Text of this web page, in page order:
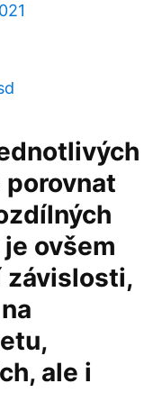
ovšem
závislosti,
ale i